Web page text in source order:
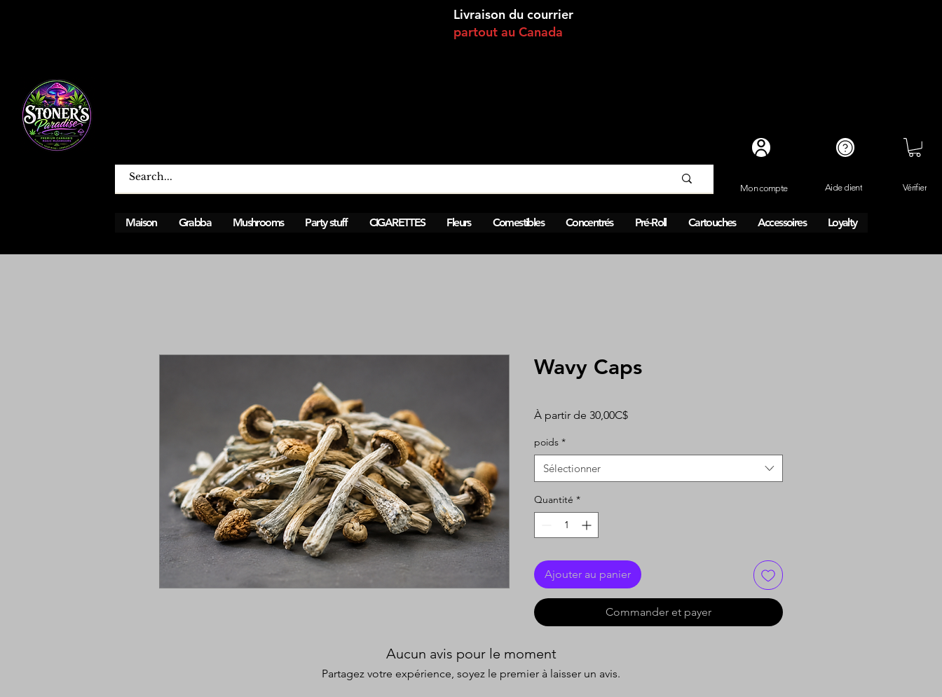
Livraison du courrier
partout au Canada
Mon compte Aide client Vérifier
Maison Grabba Mushrooms Party stuff CIGARETTES Fleurs Comestibles Concentrés Pré-Roll Cartouches Accessoires Loyalty
Wavy Caps
À partir de 30,00C$Prix
poids *
Sélectionner
Quantité *
Ajouter au panier
Commander et payer
Aucun avis pour le moment
Partagez votre expérience, soyez le premier à laisser un avis.